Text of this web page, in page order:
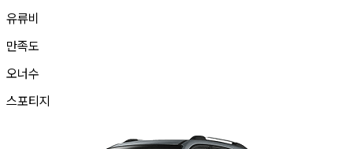
유류비
만족도
오너수
스포티지